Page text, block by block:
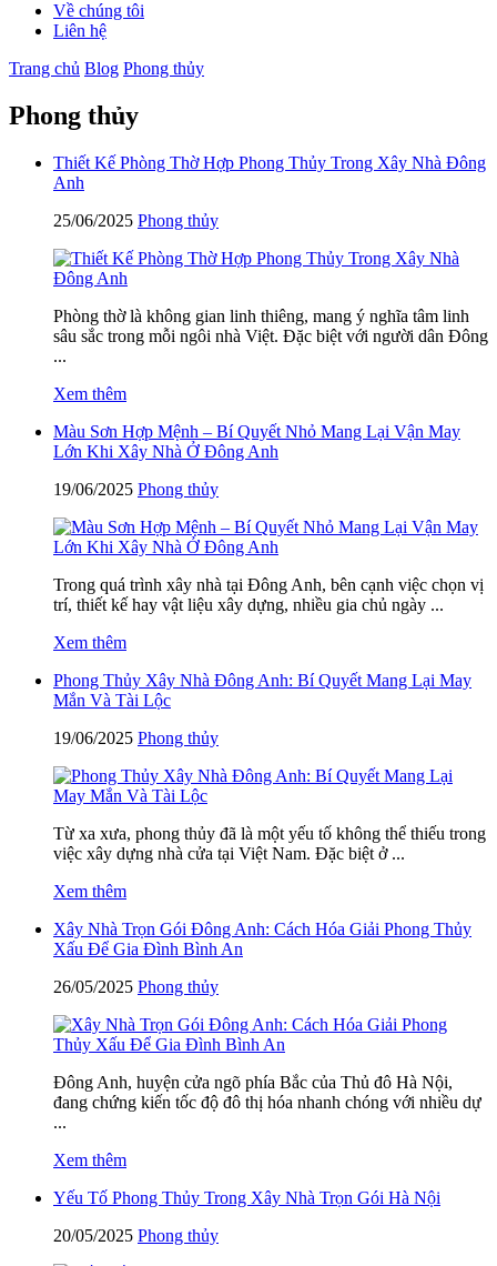
Về chúng tôi
Liên hệ
Trang chủ Blog Phong thủy
Phong thủy
Thiết Kế Phòng Thờ Hợp Phong Thủy Trong Xây Nhà Đông
Anh
25/06/2025 Phong thủy
Phòng thờ là không gian linh thiêng, mang ý nghĩa tâm linh
sâu sắc trong mỗi ngôi nhà Việt. Đặc biệt với người dân Đông
...
Xem thêm
Màu Sơn Hợp Mệnh – Bí Quyết Nhỏ Mang Lại Vận May
Lớn Khi Xây Nhà Ở Đông Anh
19/06/2025 Phong thủy
Trong quá trình xây nhà tại Đông Anh, bên cạnh việc chọn vị
trí, thiết kế hay vật liệu xây dựng, nhiều gia chủ ngày ...
Xem thêm
Phong Thủy Xây Nhà Đông Anh: Bí Quyết Mang Lại May
Mắn Và Tài Lộc
19/06/2025 Phong thủy
Từ xa xưa, phong thủy đã là một yếu tố không thể thiếu trong
việc xây dựng nhà cửa tại Việt Nam. Đặc biệt ở ...
Xem thêm
Xây Nhà Trọn Gói Đông Anh: Cách Hóa Giải Phong Thủy
Xấu Để Gia Đình Bình An
26/05/2025 Phong thủy
Đông Anh, huyện cửa ngõ phía Bắc của Thủ đô Hà Nội,
đang chứng kiến tốc độ đô thị hóa nhanh chóng với nhiều dự
...
Xem thêm
Yếu Tố Phong Thủy Trong Xây Nhà Trọn Gói Hà Nội
20/05/2025 Phong thủy